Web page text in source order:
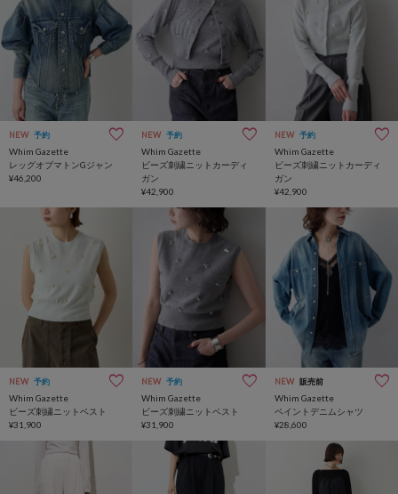
NEW 予約
Whim Gazette
レッグオブマトンGジャン
¥46,200
NEW 予約
Whim Gazette
ビーズ刺繍ニットカーディ
ガン
¥42,900
NEW 予約
Whim Gazette
ビーズ刺繍ニットカーディ
ガン
¥42,900
NEW 予約
Whim Gazette
ビーズ刺繍ニットベスト
¥31,900
NEW 予約
Whim Gazette
ビーズ刺繍ニットベスト
¥31,900
NEW 販売前
Whim Gazette
ペイントデニムシャツ
¥28,600